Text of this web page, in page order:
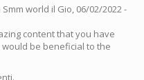
Smm world il Gio, 06/02/2022 -
content that you have
be beneficial to the